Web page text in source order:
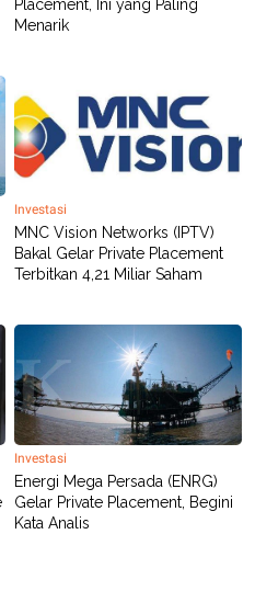
Placement, Ini yang Paling
Menarik
Investasi
MNC Vision Networks (IPTV)
Bakal Gelar Private Placement
Terbitkan 4,21 Miliar Saham
Investasi
Energi Mega Persada (ENRG)
Gelar Private Placement, Begini
Kata Analis